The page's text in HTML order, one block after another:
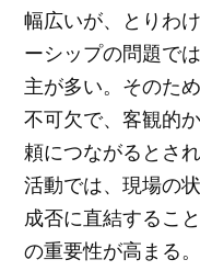
幅広いが、とりわ
ーシップの問題で
主が多い。そのた
不可欠で、客観的
頼につながるとさ
活動では、現場の
成否に直結するこ
の重要性が高まる